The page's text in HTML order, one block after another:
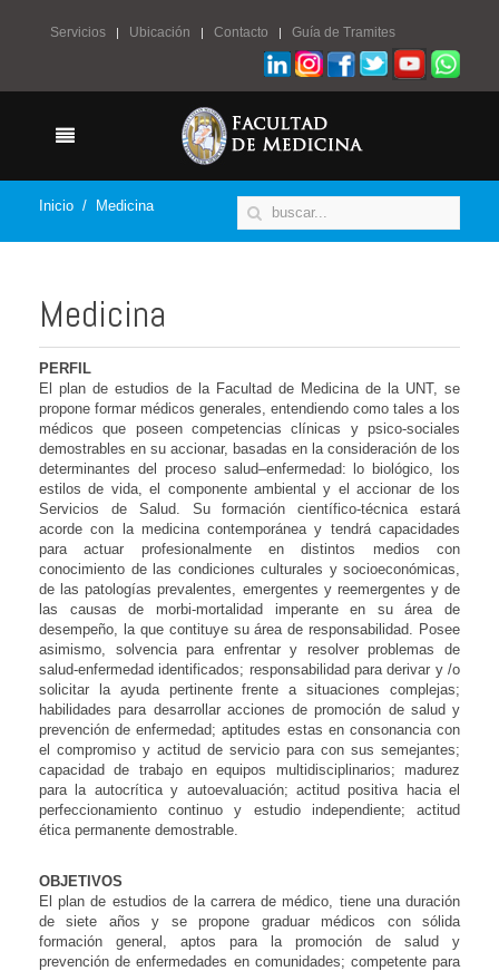
Servicios Ubicación Contacto Guía de Tramites
Inicio Medicina
Medicina
PERFIL
El plan de estudios de la Facultad de Medicina de la UNT, se
propone formar médicos generales, entendiendo como tales a los
médicos que poseen competencias clínicas y psico-sociales
demostrables en su accionar, basadas en la consideración de los
determinantes del proceso salud–enfermedad: lo biológico, los
estilos de vida, el componente ambiental y el accionar de los
Servicios de Salud. Su formación científico-técnica estará
acorde con la medicina contemporánea y tendrá capacidades
para actuar profesionalmente en distintos medios con
conocimiento de las condiciones culturales y socioeconómicas,
de las patologías prevalentes, emergentes y reemergentes y de
las causas de morbi-mortalidad imperante en su área de
desempeño, la que contituye su área de responsabilidad. Posee
asimismo, solvencia para enfrentar y resolver problemas de
salud-enfermedad identificados; responsabilidad para derivar y /o
solicitar la ayuda pertinente frente a situaciones complejas;
habilidades para desarrollar acciones de promoción de salud y
prevención de enfermedad; aptitudes estas en consonancia con
el compromiso y actitud de servicio para con sus semejantes;
capacidad de trabajo en equipos multidisciplinarios; madurez
para la autocrítica y autoevaluación; actitud positiva hacia el
perfeccionamiento continuo y estudio independiente; actitud
ética permanente demostrable.
OBJETIVOS
El plan de estudios de la carrera de médico, tiene una duración
de siete años y se propone graduar médicos con sólida
formación general, aptos para la promoción de salud y
prevención de enfermedades en comunidades; competente para